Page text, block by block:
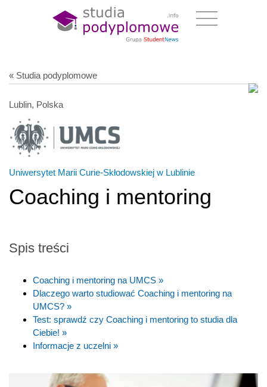
« Studia podyplomowe
Lublin, Polska
Uniwersytet Marii Curie-Skłodowskiej w Lublinie
Coaching i mentoring
Spis treści
Coaching i mentoring na UMCS »
Dlaczego warto studiować Coaching i mentoring na
UMCS? »
Test: sprawdź czy Coaching i mentoring to studia dla
Ciebie! »
Informacje z uczelni »